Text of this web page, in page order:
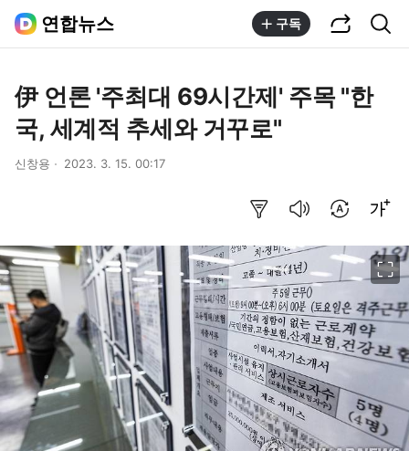
연합뉴스 구독
伊 언론 '주최대 69시간제' 주목 "한
국, 세계적 추세와 거꾸로"
신창용 2023. 3. 15. 00:17